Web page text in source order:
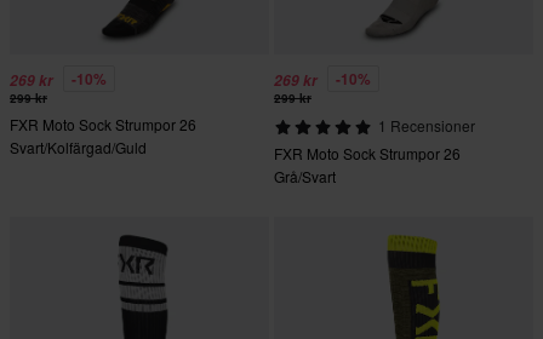
269 kr -10%
299 kr
FXR Moto Sock Strumpor 26
Svart/Kolfärgad/Guld
269 kr -10%
299 kr
1 Recensioner
FXR Moto Sock Strumpor 26
Grå/Svart